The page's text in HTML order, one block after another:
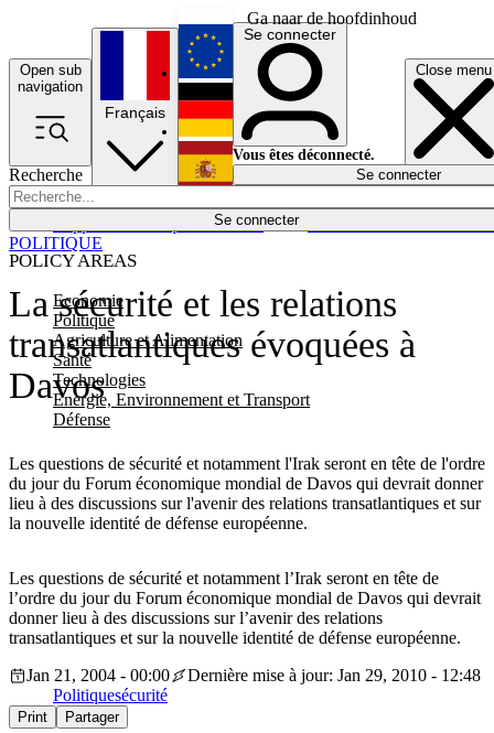
Ga naar de hoofdinhoud
Open sub
navigation
Close menu
Recherche
Se connecter
POLICY AREAS
Economie
Politique
Agriculture et Alimentation
Santé
Technologies
Energie, Environnement et Transport
Défense
Économie
Français
English
Deutsch
Español
Se connecter
Vous êtes déconnecté.
Se connecter
La sécurité et les relations
transatlantiques évoquées à
Davos
Les questions de sécurité et notamment l'Irak seront en tête de l'ordre
du jour du Forum économique mondial de Davos qui devrait donner
lieu à des discussions sur l'avenir des relations transatlantiques et sur
la nouvelle identité de défense européenne.
POLITIQUE
Les questions de sécurité et notamment l’Irak seront en tête de
l’ordre du jour du Forum économique mondial de Davos qui devrait
donner lieu à des discussions sur l’avenir des relations
transatlantiques et sur la nouvelle identité de défense européenne.
Jan 21, 2004 - 00:00
Dernière mise à jour: Jan 29, 2010 - 12:48
Politiquesécurité
Print Partager